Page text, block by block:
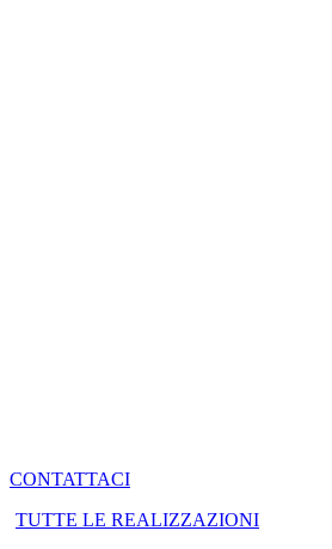
CONTATTACI
TUTTE LE REALIZZAZIONI